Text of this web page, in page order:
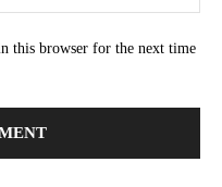
this browser for the next time